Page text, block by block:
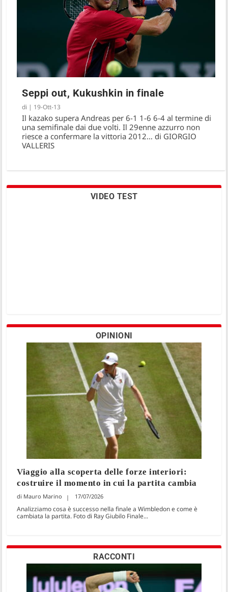
Seppi out, Kukushkin in finale
di | 19-Ott-13
Il kazako supera Andreas per 6-1 1-6 6-4 al termine di
una semifinale dai due volti. Il 29enne azzurro non
riesce a confermare la vittoria 2012… di GIORGIO
VALLERIS
VIDEO TEST
OPINIONI
Viaggio alla scoperta delle forze interiori:
costruire il momento in cui la partita cambia
Mauro Marino 17/07/2026
Analizziamo cosa è successo nella finale a Wimbledon e come è
cambiata la partita. Foto di Ray Giubilo Finale...
RACCONTI